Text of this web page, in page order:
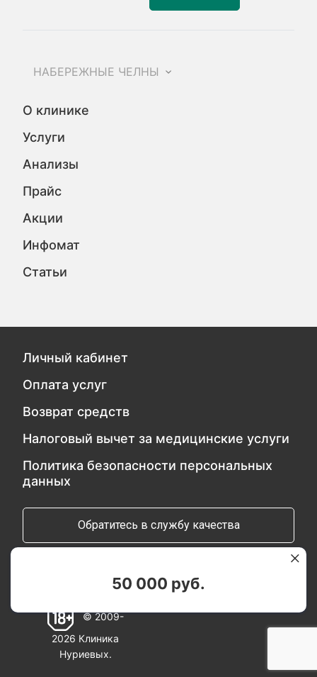
50 000 руб.
НАБЕРЕЖНЫЕ ЧЕЛНЫ
О клинике
Услуги
Анализы
Прайс
Акции
Инфомат
Статьи
Личный кабинет
Оплата услуг
Возврат средств
Налоговый вычет за медицинские услуги
Политика безопасности персональных
данных
Обратитесь в службу качества
Мы в социальных сетях:
© 2009-
2026 Клиника
Нуриевых.